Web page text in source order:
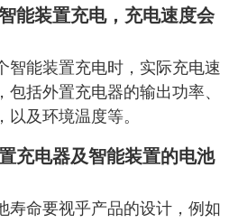
能装置充电，充电速度会
智能装置充电时，实际充电速
包括外置充电器的输出功率、
及环境温度等。
充电器及智能装置的电池
寿命要视乎产品的设计，例如